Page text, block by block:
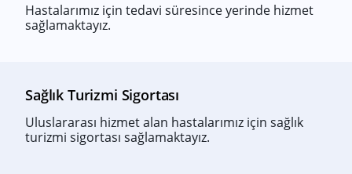
Hastalarımız için tedavi süresince yerinde hizmet
sağlamaktayız.
Sağlık Turizmi Sigortası
Uluslararası hizmet alan hastalarımız için sağlık
turizmi sigortası sağlamaktayız.